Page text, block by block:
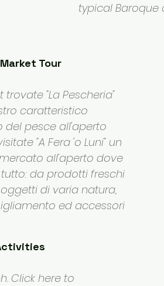
typical Baroque
Market Tour
trovate "La Pescheria"
caratteristico
del pesce all'aperto
"A Fera 'o Luni" un
all'aperto dove
da prodotti freschi
di varia natura,
ed accessori
Click here to